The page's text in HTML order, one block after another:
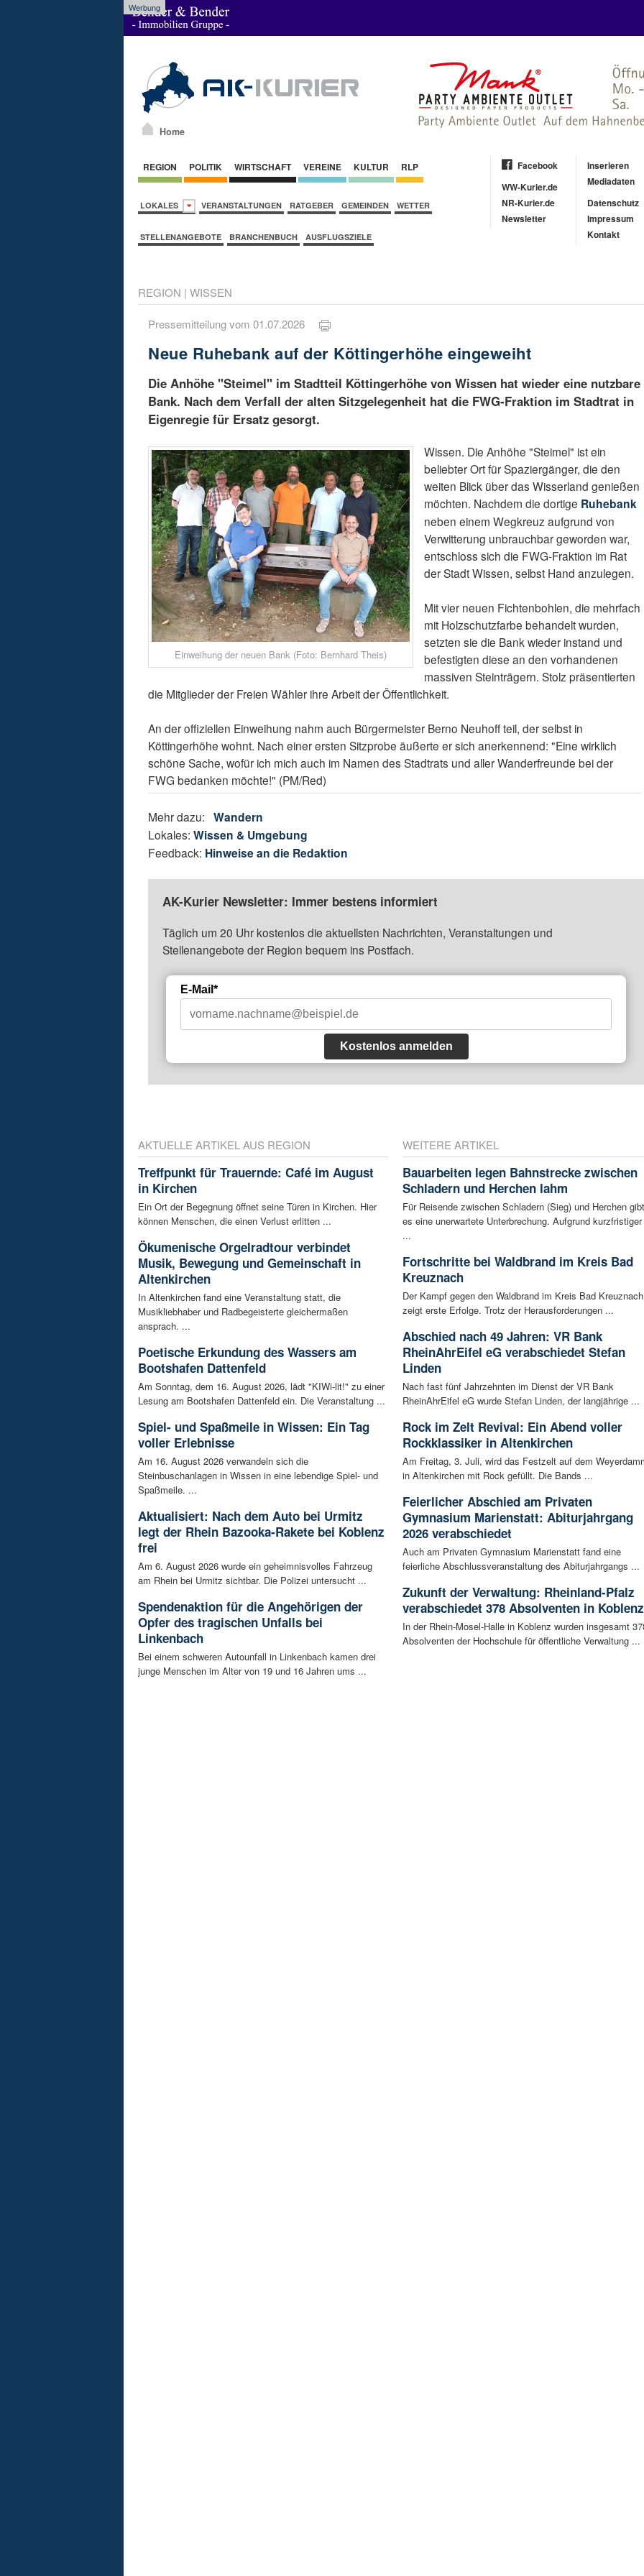
Werbung
Home
REGION POLITIK WIRTSCHAFT VEREINE KULTUR RLP
LOKALES VERANSTALTUNGEN RATGEBER GEMEINDEN WETTER
STELLENANGEBOTE BRANCHENBUCH AUSFLUGSZIELE
Facebook
WW-Kurier.de
NR-Kurier.de
Newsletter
Inserieren
Mediadaten
Datenschutz
Impressum
Kontakt
REGION | WISSEN
Pressemitteilung vom 01.07.2026
Neue Ruhebank auf der Köttingerhöhe eingeweiht
Die Anhöhe "Steimel" im Stadtteil Köttingerhöhe von Wissen hat wieder eine nutzbare
Bank. Nach dem Verfall der alten Sitzgelegenheit hat die FWG-Fraktion im Stadtrat in
Eigenregie für Ersatz gesorgt.
Einweihung der neuen Bank (Foto: Bernhard Theis)
Wissen. Die Anhöhe "Steimel" ist ein
beliebter Ort für Spaziergänger, die den
weiten Blick über das Wisserland genießen
möchten. Nachdem die dortige Ruhebank
neben einem Wegkreuz aufgrund von
Verwitterung unbrauchbar geworden war,
entschloss sich die FWG-Fraktion im Rat
der Stadt Wissen, selbst Hand anzulegen.
Mit vier neuen Fichtenbohlen, die mehrfach
mit Holzschutzfarbe behandelt wurden,
setzten sie die Bank wieder instand und
befestigten diese an den vorhandenen
massiven Steinträgern. Stolz präsentierten
die Mitglieder der Freien Wähler ihre Arbeit der Öffentlichkeit.
An der offiziellen Einweihung nahm auch Bürgermeister Berno Neuhoff teil, der selbst in
Köttingerhöhe wohnt. Nach einer ersten Sitzprobe äußerte er sich anerkennend: "Eine wirklich
schöne Sache, wofür ich mich auch im Namen des Stadtrats und aller Wanderfreunde bei der
FWG bedanken möchte!" (PM/Red)
Mehr dazu:Wandern
Lokales:Wissen & Umgebung
Feedback: Hinweise an die Redaktion
AK-Kurier Newsletter: Immer bestens informiert
Täglich um 20 Uhr kostenlos die aktuellsten Nachrichten, Veranstaltungen und
Stellenangebote der Region bequem ins Postfach.
E-Mail*
Kostenlos anmelden
AKTUELLE ARTIKEL AUS REGION
Treffpunkt für Trauernde: Café im August
in Kirchen
Ein Ort der Begegnung öffnet seine Türen in Kirchen. Hier
können Menschen, die einen Verlust erlitten ...
Ökumenische Orgelradtour verbindet
Musik, Bewegung und Gemeinschaft in
Altenkirchen
In Altenkirchen fand eine Veranstaltung statt, die
Musikliebhaber und Radbegeisterte gleichermaßen
ansprach. ...
Poetische Erkundung des Wassers am
Bootshafen Dattenfeld
Am Sonntag, dem 16. August 2026, lädt "KIWi-lit!" zu einer
Lesung am Bootshafen Dattenfeld ein. Die Veranstaltung ...
Spiel- und Spaßmeile in Wissen: Ein Tag
voller Erlebnisse
Am 16. August 2026 verwandeln sich die
Steinbuschanlagen in Wissen in eine lebendige Spiel- und
Spaßmeile. ...
Aktualisiert: Nach dem Auto bei Urmitz
legt der Rhein Bazooka-Rakete bei Koblenz
frei
Am 6. August 2026 wurde ein geheimnisvolles Fahrzeug
am Rhein bei Urmitz sichtbar. Die Polizei untersucht ...
Spendenaktion für die Angehörigen der
Opfer des tragischen Unfalls bei
Linkenbach
Bei einem schweren Autounfall in Linkenbach kamen drei
junge Menschen im Alter von 19 und 16 Jahren ums ...
WEITERE ARTIKEL
Bauarbeiten legen Bahnstrecke zwischen
Schladern und Herchen lahm
Für Reisende zwischen Schladern (Sieg) und Herchen gibt
es eine unerwartete Unterbrechung. Aufgrund kurzfristiger
...
Fortschritte bei Waldbrand im Kreis Bad
Kreuznach
Der Kampf gegen den Waldbrand im Kreis Bad Kreuznach
zeigt erste Erfolge. Trotz der Herausforderungen ...
Abschied nach 49 Jahren: VR Bank
RheinAhrEifel eG verabschiedet Stefan
Linden
Nach fast fünf Jahrzehnten im Dienst der VR Bank
RheinAhrEifel eG wurde Stefan Linden, der langjährige ...
Rock im Zelt Revival: Ein Abend voller
Rockklassiker in Altenkirchen
Am Freitag, 3. Juli, wird das Festzelt auf dem
in Altenkirchen mit Rock gefüllt. Die Bands ...
Feierlicher Abschied am Privaten
Gymnasium Marienstatt: Abiturjahrgang
2026 verabschiedet
Auch am Privaten Gymnasium Marienstatt fand eine
feierliche Abschlussveranstaltung des Abiturjahrgangs ...
Zukunft der Verwaltung: Rheinland-Pfalz
verabschiedet 378 Absolventen in Koblenz
In der Rhein-Mosel-Halle in Koblenz wurden insgesamt
Absolventen der Hochschule für öffentliche Verwaltung ...